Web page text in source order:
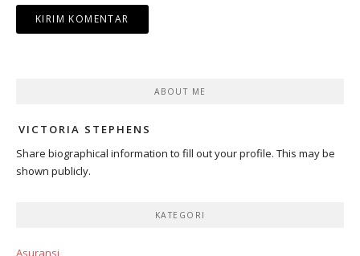
ABOUT ME
VICTORIA STEPHENS
Share biographical information to fill out your profile. This may be
shown publicly.
KATEGORI
Asuransi